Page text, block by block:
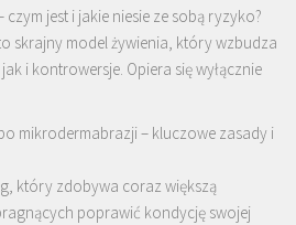
czym jest i jakie niesie ze sobą ryzyko?
skrajny model żywienia, który wzbudza
i kontrowersje. Opiera się wyłącznie
mikrodermabrazji – kluczowe zasady i
który zdobywa coraz większą
poprawić kondycję swojej